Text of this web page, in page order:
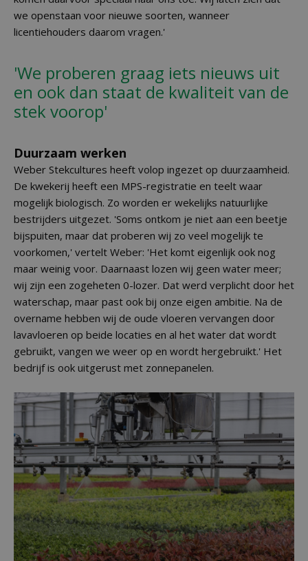
we openstaan voor nieuwe soorten, wanneer
licentiehouders daarom vragen.'
'We proberen graag iets nieuws uit
en ook dan staat de kwaliteit van de
stek voorop'
Duurzaam werken
Weber Stekcultures heeft volop ingezet op duurzaamheid.
De kwekerij heeft een MPS-registratie en teelt waar
mogelijk biologisch. Zo worden er wekelijks natuurlijke
bestrijders uitgezet. 'Soms ontkom je niet aan een beetje
bijspuiten, maar dat proberen wij zo veel mogelijk te
voorkomen,' vertelt Weber: 'Het komt eigenlijk ook nog
maar weinig voor. Daarnaast lozen wij geen water meer;
wij zijn een zogeheten 0-lozer. Dat werd verplicht door het
waterschap, maar past ook bij onze eigen ambitie. Na de
overname hebben wij de oude vloeren vervangen door
lavavloeren op beide locaties en al het water dat wordt
gebruikt, vangen we weer op en wordt hergebruikt.' Het
bedrijf is ook uitgerust met zonnepanelen.